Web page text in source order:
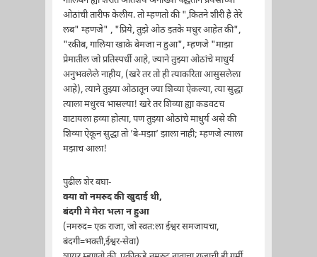
ओठांची तारीफ केलीय. तो म्हणतो की ",कितने शीरी है तेरे
लब" म्हणजे" , "प्रिये, तुझे ओठ इतके मधुर आहेत की",
"रकीब, गालिया खाके बेमजा न हुआ", म्हणजे "माझा
प्रेमातील जो प्रतिस्पर्धी आहे, ज्याने तुझ्या ओठांचे माधुर्य
अनुभवलेले नाहीय, (खरे तर तो ही त्याकरिता आसुसलेला
आहे), त्याने तुझ्या ओठातून ज्या शिव्या ऐकल्या, त्या सुद्धा
त्याला मधुरच भासल्या! खरे तर शिव्या ह्या कडवटच
वाटायला हव्या होत्या, पण तुझ्या ओठांचे माधुर्य असे की
शिव्या ऐकून सुद्धा तो ’बे-मझा’ झाला नाही; म्हणजे त्याला
मझाच आला!
पुढील शेर बघा-
क्या वो नमरुद की खुदाई थी,
बंदगी मे मेरा भला न हुआ
(नमरुद= एक राजा, जो स्वत:ला ईश्वर समजायचा,
बंदगी=भक्ती,ईश्वर-सेवा)